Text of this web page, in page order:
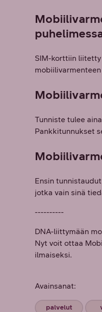
SIM-korttiin
Tunniste tulee
Pankkitunnukset
Ensin
jotka vain sinä
----------
DNA-liittymään
Nyt voit ottaa
ilmaiseksi.
Avainsanat:
palvelut